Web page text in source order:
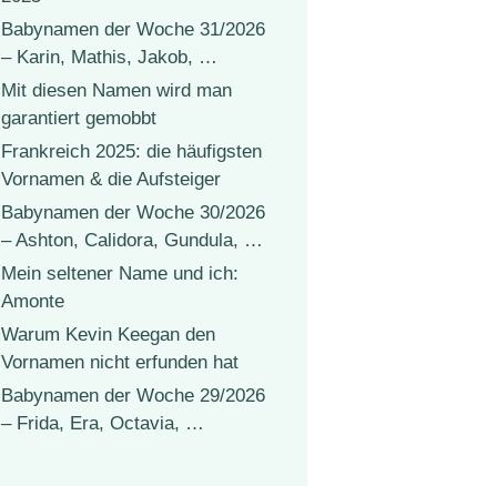
Babynamen der Woche 31/2026
– Karin, Mathis, Jakob, …
Mit diesen Namen wird man
garantiert gemobbt
Frankreich 2025: die häufigsten
Vornamen & die Aufsteiger
Babynamen der Woche 30/2026
– Ashton, Calidora, Gundula, …
Mein seltener Name und ich:
Amonte
Warum Kevin Keegan den
Vornamen nicht erfunden hat
Babynamen der Woche 29/2026
– Frida, Era, Octavia, …